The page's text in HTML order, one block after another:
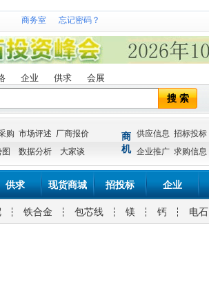
商务室 忘记密码？
企业 供求 会展
搜 索
购 市场评述 厂商报价
数据分析 大家谈
商
机
供应信息 招标投标
企业推广 求购信息
供求 现货商城 招投标 企业
铁合金 包芯线 镁 钙 电石